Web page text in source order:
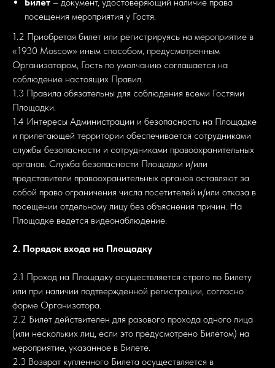
посещения мероприятия у Гостя.
1.2 Приобретая билет или регистрируясь на мероприятие в
«1930 Moscow» иным способом, предусмотренным
Организатором, Гость по умолчанию соглашается на
соблюдение настоящих Правил.
1.3 Правила обязательны для соблюдения всеми Гостями
Площадки.
1.4 Интересы Администрации и безопасность на Площадке
и прилегающей территории обеспечивается сотрудниками
службы безопасности и сотрудниками правоохранительных
органов. Служба безопасности Площадки и/или
представители правоохранительных органов оставляют за
собой право ограничения числа посетителей и/или отказа в
посещении отдельному лицу без объяснения причин. На
Площадке ведется видеонаблюдение.
2. Порядок входа на Площадку
2.1 Проход на Площадку осуществляется строго по Билету
или при наличии подтвержденной регистрации, согласно
форме Организатора.
2.2 Билет действителен для разового прохода одного лица
(или нескольких лиц, если это предусмотрено Билетом) на
мероприятие, указанное в Билете.
2.3 Возврат купленного Билета осуществляется в